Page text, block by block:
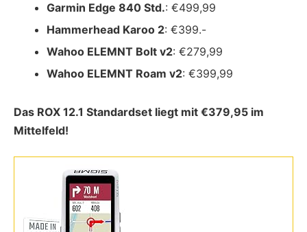
Garmin Edge 840 Std.: €499,99
Hammerhead Karoo 2: €399.-
Wahoo ELEMNT Bolt v2: €279,99
Wahoo ELEMNT Roam v2: €399,99
Das ROX 12.1 Standardset liegt mit €379,95 im
Mittelfeld!